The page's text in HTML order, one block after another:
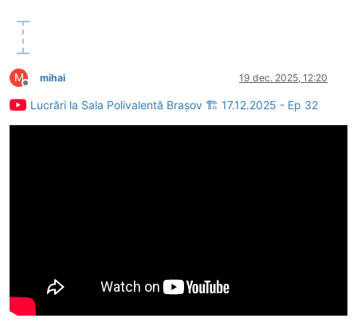
M
Deconectat
mihai 19 dec. 2025, 12:20
Lucrări la Sala Polivalentă Brașov 🏗 17.12.2025 - Ep 32